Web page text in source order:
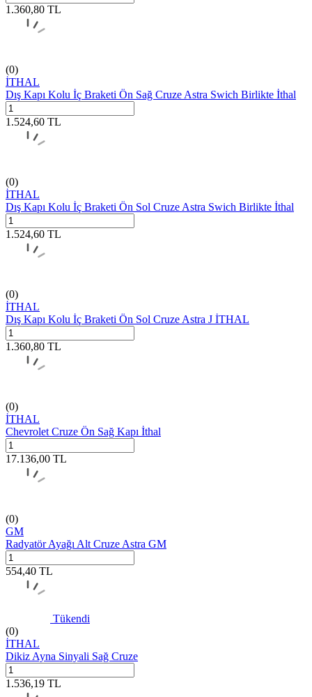
1.360,80 TL
(0)
İTHAL
Dış Kapı Kolu İç Braketi Ön Sağ Cruze Astra Swich Birlikte İthal
1.524,60 TL
(0)
İTHAL
Dış Kapı Kolu İç Braketi Ön Sol Cruze Astra Swich Birlikte İthal
1.524,60 TL
(0)
İTHAL
Dış Kapı Kolu İç Braketi Ön Sol Cruze Astra J İTHAL
1.360,80 TL
(0)
İTHAL
Chevrolet Cruze Ön Sağ Kapı İthal
17.136,00 TL
(0)
GM
Radyatör Ayağı Alt Cruze Astra GM
554,40 TL
Tükendi
(0)
İTHAL
Dikiz Ayna Sinyali Sağ Cruze
1.536,19 TL